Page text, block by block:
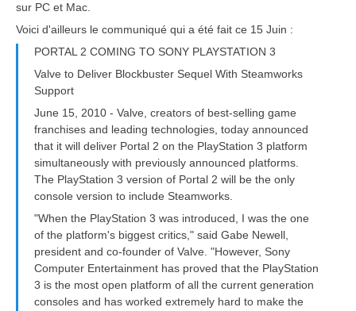
sur PC et Mac.
Voici d'ailleurs le communiqué qui a été fait ce 15 Juin :
PORTAL 2 COMING TO SONY PLAYSTATION 3
Valve to Deliver Blockbuster Sequel With Steamworks
Support
June 15, 2010 - Valve, creators of best-selling game
franchises and leading technologies, today announced
that it will deliver Portal 2 on the PlayStation 3 platform
simultaneously with previously announced platforms.
The PlayStation 3 version of Portal 2 will be the only
console version to include Steamworks.
"When the PlayStation 3 was introduced, I was the one
of the platform's biggest critics," said Gabe Newell,
president and co-founder of Valve. "However, Sony
Computer Entertainment has proved that the PlayStation
3 is the most open platform of all the current generation
consoles and has worked extremely hard to make the